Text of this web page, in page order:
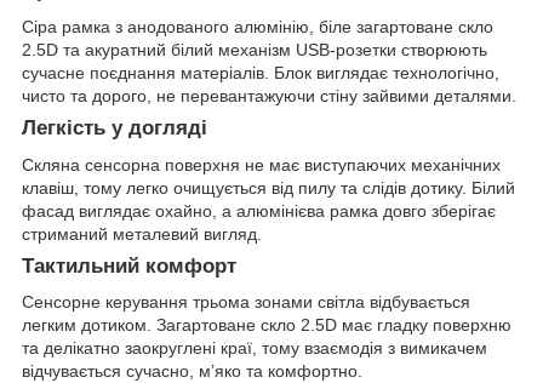
Сіра рамка з анодованого алюмінію, біле загартоване скло
2.5D та акуратний білий механізм USB-розетки створюють
сучасне поєднання матеріалів. Блок виглядає технологічно,
чисто та дорого, не перевантажуючи стіну зайвими деталями.
Легкість у догляді
Скляна сенсорна поверхня не має виступаючих механічних
клавіш, тому легко очищується від пилу та слідів дотику. Білий
фасад виглядає охайно, а алюмінієва рамка довго зберігає
стриманий металевий вигляд.
Тактильний комфорт
Сенсорне керування трьома зонами світла відбувається
легким дотиком. Загартоване скло 2.5D має гладку поверхню
та делікатно заокруглені краї, тому взаємодія з вимикачем
відчувається сучасно, м’яко та комфортно.